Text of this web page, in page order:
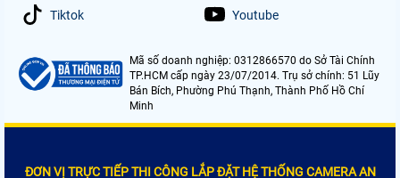
Tiktok Youtube
Mã số doanh nghiệp: 0312866570 do Sở Tài Chính
TP.HCM cấp ngày 23/07/2014. Trụ sở chính: 51 Lũy
Bán Bích, Phường Phú Thạnh, Thành Phố Hồ Chí
Minh
ĐƠN VỊ TRỰC TIẾP THI CÔNG LẮP ĐẶT HỆ THỐNG CAMERA AN